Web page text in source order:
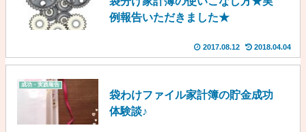
例報告いただきました★
2017.08.12 2018.04.04
成功・実践報告
袋わけファイル家計簿の貯金成功
体験談♪